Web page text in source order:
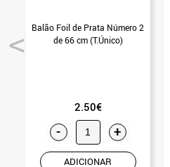
Balão Foil de Prata Número 2
de 66 cm (T.Único)
2.50€
- +
ADICIONAR